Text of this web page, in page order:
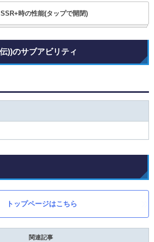
時の性能(タップで開閉)
))のサブアビリティ
トップページはこちら
関連記事